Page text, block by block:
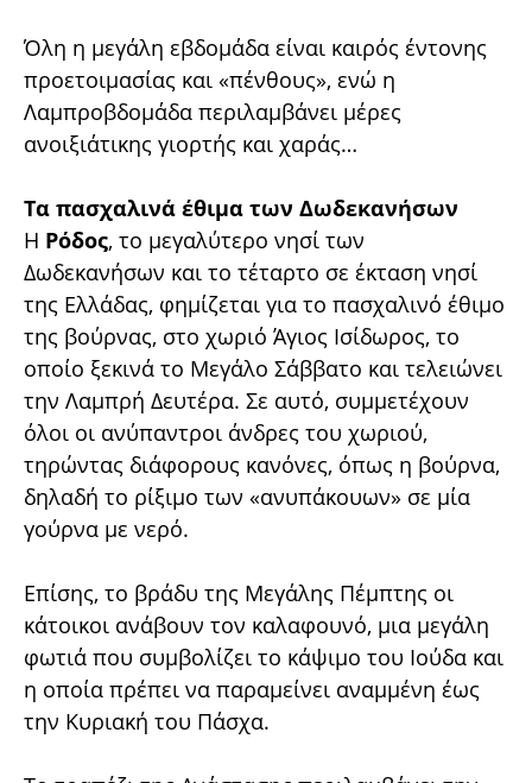
Όλη η μεγάλη εβδομάδα είναι καιρός έντονης
προετοιμασίας και «πένθους», ενώ η
Λαμπροβδομάδα περιλαμβάνει μέρες
ανοιξιάτικης γιορτής και χαράς…
Τα πασχαλινά έθιμα των Δωδεκανήσων
Η Ρόδος, το μεγαλύτερο νησί των
Δωδεκανήσων και το τέταρτο σε έκταση νησί
της Ελλάδας, φημίζεται για το πασχαλινό έθιμο
της βούρνας, στο χωριό Άγιος Ισίδωρος, το
οποίο ξεκινά το Μεγάλο Σάββατο και τελειώνει
την Λαμπρή Δευτέρα. Σε αυτό, συμμετέχουν
όλοι οι ανύπαντροι άνδρες του χωριού,
τηρώντας διάφορους κανόνες, όπως η βούρνα,
δηλαδή το ρίξιμο των «ανυπάκουων» σε μία
γούρνα με νερό.
Επίσης, το βράδυ της Μεγάλης Πέμπτης οι
κάτοικοι ανάβουν τον καλαφουνό, μια μεγάλη
φωτιά που συμβολίζει το κάψιμο του Ιούδα και
η οποία πρέπει να παραμείνει αναμμένη έως
την Κυριακή του Πάσχα.